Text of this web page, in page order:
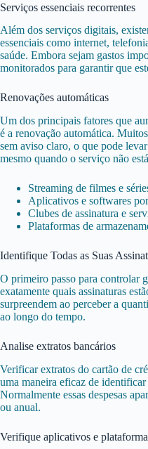
Serviços essenciais recorrentes
Além dos serviços digitais,
essenciais como internet,
saúde. Embora sejam gastos
monitorados para garantir que
Renovações automáticas
Um dos principais fatores que
é a renovação automática.
sem aviso claro, o que pode
mesmo quando o serviço não
Streaming de filmes e
Aplicativos e softwares
Clubes de assinatura e
Plataformas de
Identifique Todas as Suas
O primeiro passo para controlar
exatamente quais assinaturas
surpreendem ao perceber a
ao longo do tempo.
Analise extratos bancários
Verificar extratos do cartão de
uma maneira eficaz de identificar
Normalmente essas despesas
ou anual.
Verifique aplicativos e